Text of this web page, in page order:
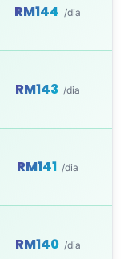
RM144 /dia
RM143 /dia
RM141 /dia
RM140 /dia